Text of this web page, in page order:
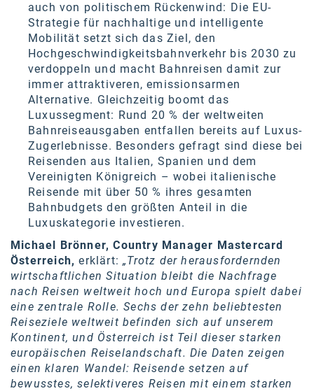
auch von politischem Rückenwind: Die EU-
Strategie für nachhaltige und intelligente
Mobilität setzt sich das Ziel, den
Hochgeschwindigkeitsbahnverkehr bis 2030 zu
verdoppeln und macht Bahnreisen damit zur
immer attraktiveren, emissionsarmen
Alternative. Gleichzeitig boomt das
Luxussegment: Rund 20 % der weltweiten
Bahnreiseausgaben entfallen bereits auf Luxus-
Zugerlebnisse. Besonders gefragt sind diese bei
Reisenden aus Italien, Spanien und dem
Vereinigten Königreich – wobei italienische
Reisende mit über 50 % ihres gesamten
Bahnbudgets den größten Anteil in die
Luxuskategorie investieren.
Michael Brönner, Country Manager Mastercard
Österreich,erklärt:„Trotz der herausfordernden
wirtschaftlichen Situation bleibt die Nachfrage
nach Reisen weltweit hoch und Europa spielt dabei
eine zentrale Rolle. Sechs der zehn beliebtesten
Reiseziele weltweit befinden sich auf unserem
Kontinent, und Österreich ist Teil dieser starken
europäischen Reiselandschaft. Die Daten zeigen
einen klaren Wandel: Reisende setzen auf
bewusstes, selektiveres Reisen mit einem starken